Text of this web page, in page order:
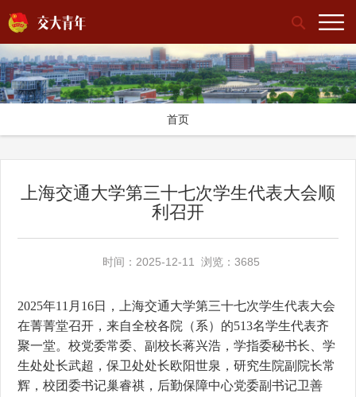
首页
上海交通大学第三十七次学生代表大会顺
利召开
时间：2025-12-11 浏览：3685
2025年11 月 16日，上海交通大学第三十七次学生代表大会
在菁菁堂召开，来自全校各院（系）的513名学生代表齐
聚一堂。校党委常委、副校长蒋兴浩，学指委秘书长、学
生处处长武超，保卫处处长欧阳世泉，研究生院副院长常
辉，校团委书记巢睿祺，后勤保障中心党委副书记卫善